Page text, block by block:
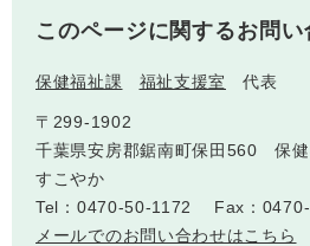
このページに関するお問い
保健福祉課 福祉支援室 代表
〒299-1902
千葉県安房郡鋸南町保田560 保
すこやか
Tel：0470-50-1172
Fax：
メールでのお問い合わせはこちら